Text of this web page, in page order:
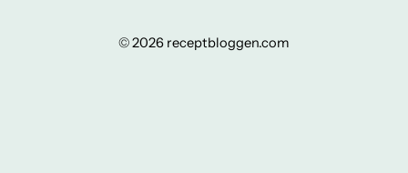
© 2026 receptbloggen.com